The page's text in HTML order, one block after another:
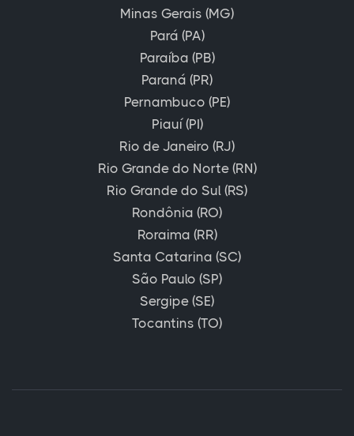
Minas Gerais (MG)
Pará (PA)
Paraíba (PB)
Paraná (PR)
Pernambuco (PE)
Piauí (PI)
Rio de Janeiro (RJ)
Rio Grande do Norte (RN)
Rio Grande do Sul (RS)
Rondônia (RO)
Roraima (RR)
Santa Catarina (SC)
São Paulo (SP)
Sergipe (SE)
Tocantins (TO)